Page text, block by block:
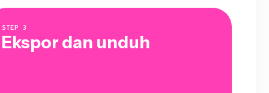
STEP3
Ekspor dan unduh